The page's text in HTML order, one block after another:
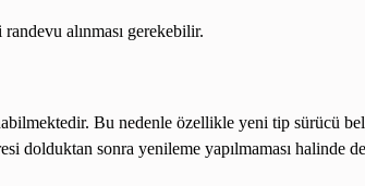
alınması gerekebilir.
Bu nedenle özellikle yeni tip sürücü
dolduktan sonra yenileme yapılmaması halinde